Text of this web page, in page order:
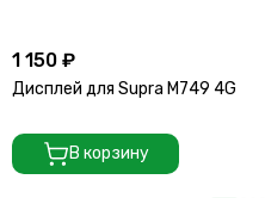
1 150 ₽
Дисплей для Supra M749 4G
В корзину